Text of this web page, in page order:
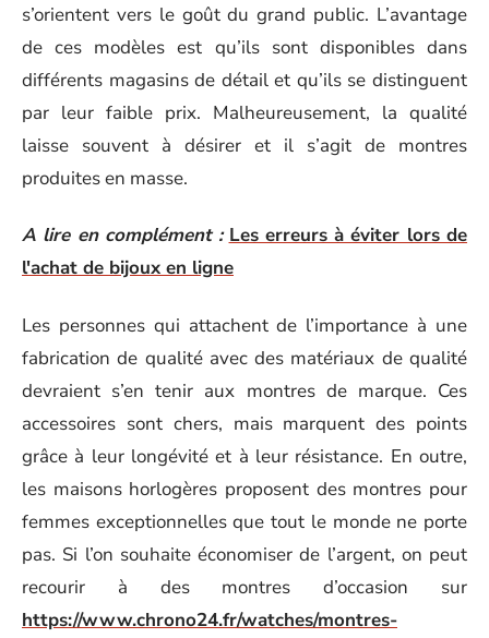
s’orientent vers le goût du grand public. L’avantage
de ces modèles est qu’ils sont disponibles dans
différents magasins de détail et qu’ils se distinguent
par leur faible prix. Malheureusement, la qualité
laisse souvent à désirer et il s’agit de montres
produites en masse.
A lire en complément : Les erreurs à éviter lors de
l'achat de bijoux en ligne
Les personnes qui attachent de l’importance à une
fabrication de qualité avec des matériaux de qualité
devraient s’en tenir aux montres de marque. Ces
accessoires sont chers, mais marquent des points
grâce à leur longévité et à leur résistance. En outre,
les maisons horlogères proposent des montres pour
femmes exceptionnelles que tout le monde ne porte
pas. Si l’on souhaite économiser de l’argent, on peut
recourir à des montres d’occasion sur
https://www.chrono24.fr/watches/montres-